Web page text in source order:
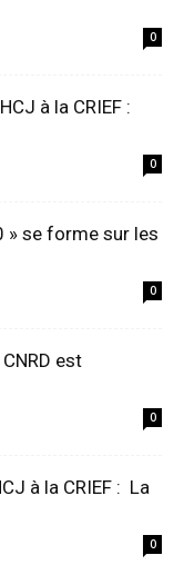
0
à la CRIEF :
0
» se forme sur les
0
est
0
à la CRIEF : La
0